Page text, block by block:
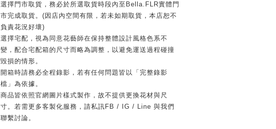
選擇門市取貨，務必於所選取貨時段內至Bella.FLR實體門
市完成取貨。(因店內空間有限，若未如期取貨，本店恕不
負責花況好壞)
選擇宅配，視為同意花藝師在保持整體設計風格色系不
變，配合宅配箱的尺寸而略為調整，以避免運送過程碰撞
毀損的情形。
開箱時請務必全程錄影，若有任何問題皆以「完整錄影
檔」為依據。
商品皆依照官網圖片樣式製作，故不提供更換花材與尺
寸。若需更多客製化服務，請私訊FB / IG / Line 與我們
聯繫討論。